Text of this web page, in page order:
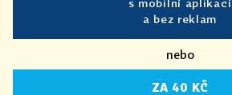
s mobilní aplikací
a bez reklam
nebo
ZA 40 KČ